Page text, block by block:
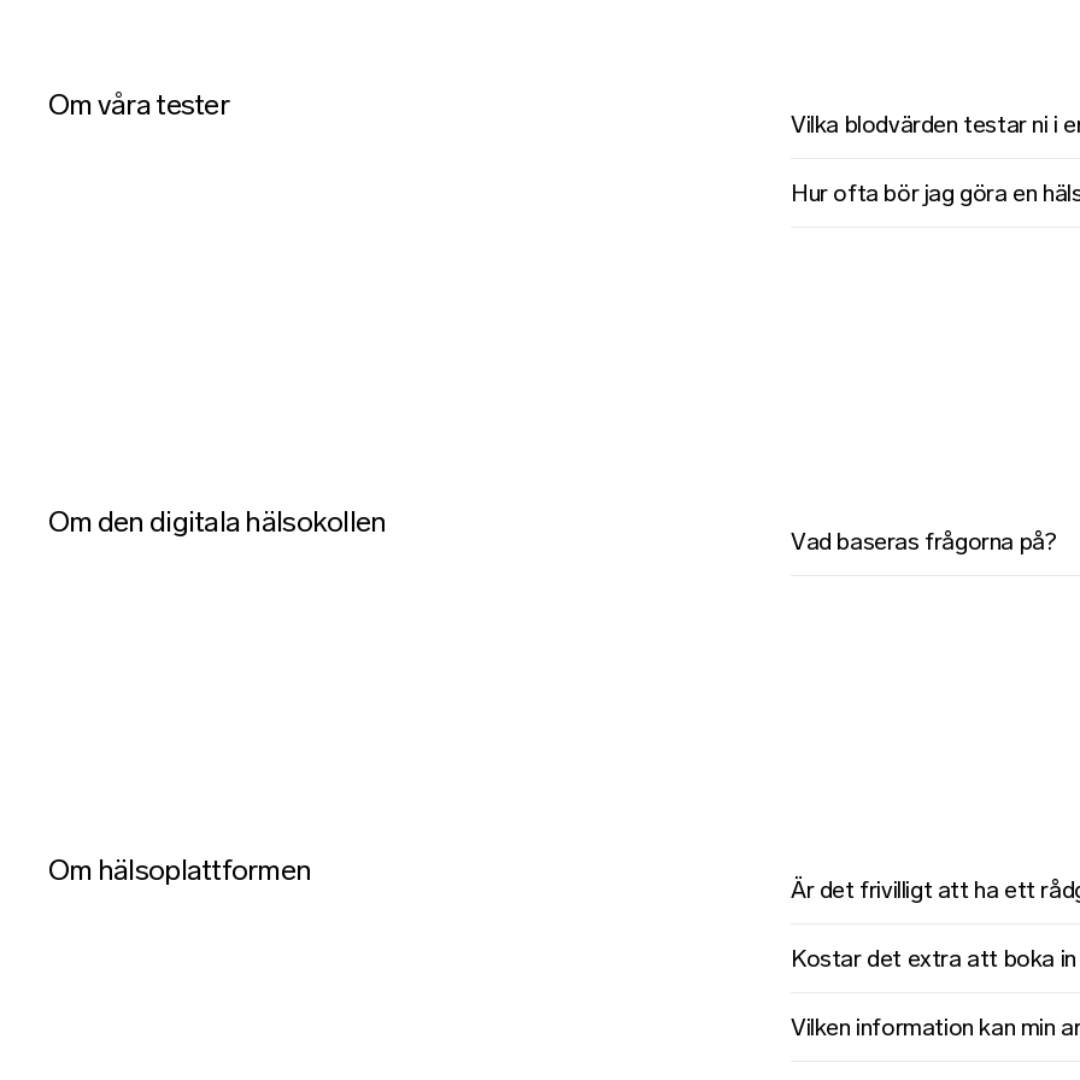
Om våra tester
Vilka blodvärden testar ni i
Hur ofta bör jag göra en
Om den digitala hälsokollen
Vad baseras frågorna på?
Om hälsoplattformen
Är det frivilligt att ha ett
Kostar det extra att boka
Vilken information kan min